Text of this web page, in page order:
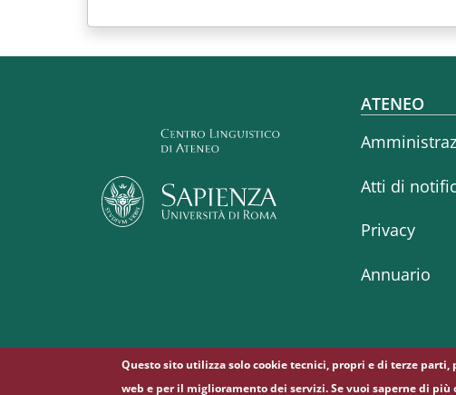
ATENEO
Atti di
Privacy
Annuario
Questo sito utilizza solo cookie tecnici, propri e di terze
web e per il miglioramento dei servizi. Se vuoi saperne di più